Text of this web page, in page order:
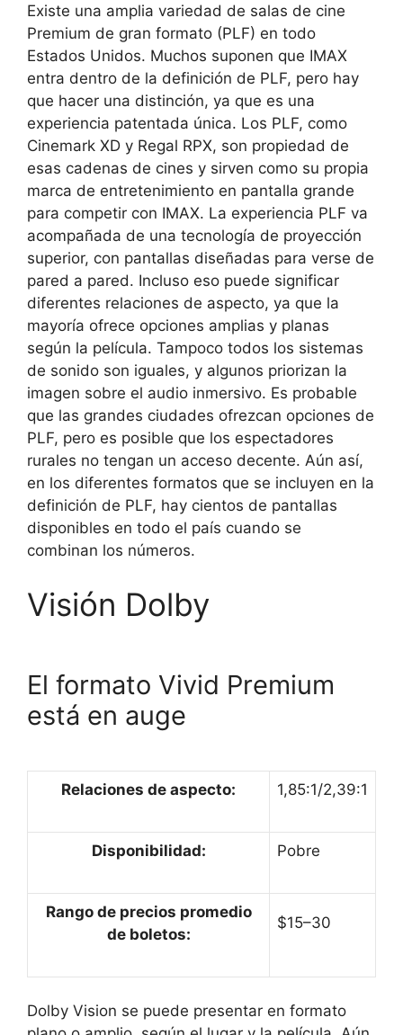
Existe una amplia variedad de salas de cine
Premium de gran formato (PLF) en todo
Estados Unidos. Muchos suponen que IMAX
entra dentro de la definición de PLF, pero hay
que hacer una distinción, ya que es una
experiencia patentada única. Los PLF, como
Cinemark XD y Regal RPX, son propiedad de
esas cadenas de cines y sirven como su propia
marca de entretenimiento en pantalla grande
para competir con IMAX. La experiencia PLF va
acompañada de una tecnología de proyección
superior, con pantallas diseñadas para verse de
pared a pared. Incluso eso puede significar
diferentes relaciones de aspecto, ya que la
mayoría ofrece opciones amplias y planas
según la película. Tampoco todos los sistemas
de sonido son iguales, y algunos priorizan la
imagen sobre el audio inmersivo. Es probable
que las grandes ciudades ofrezcan opciones de
PLF, pero es posible que los espectadores
rurales no tengan un acceso decente. Aún así,
en los diferentes formatos que se incluyen en la
definición de PLF, hay cientos de pantallas
disponibles en todo el país cuando se
combinan los números.
Visión Dolby
El formato Vivid Premium
está en auge
Relaciones de aspecto: 1,85:1/2,39:1
Disponibilidad: Pobre
Rango de precios promedio
de boletos:
$15–30
Dolby Vision se puede presentar en formato